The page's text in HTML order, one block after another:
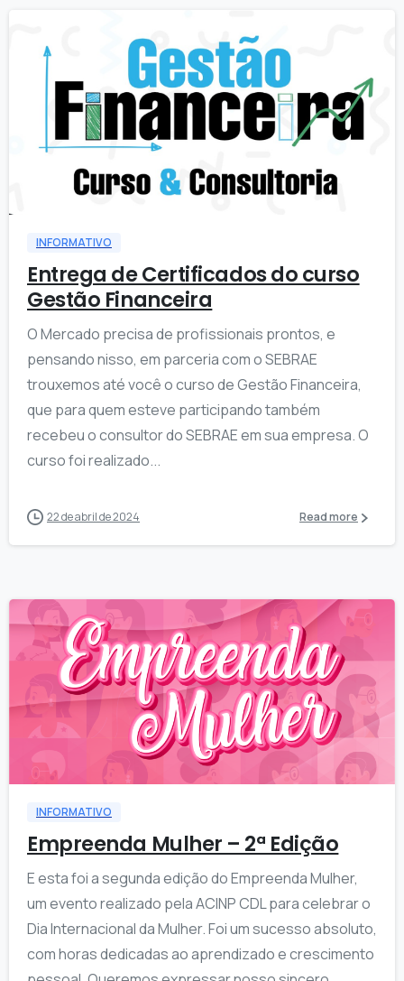
INFORMATIVO
Entrega de Certificados do curso
Gestão Financeira
O Mercado precisa de profissionais prontos, e
pensando nisso, em parceria com o SEBRAE
trouxemos até você o curso de Gestão Financeira,
que para quem esteve participando também
recebeu o consultor do SEBRAE em sua empresa. O
curso foi realizado...
22 de abril de 2024 Read more
INFORMATIVO
Empreenda Mulher – 2ª Edição
E esta foi a segunda edição do Empreenda Mulher,
um evento realizado pela ACINP CDL para celebrar o
Dia Internacional da Mulher. Foi um sucesso absoluto,
com horas dedicadas ao aprendizado e crescimento